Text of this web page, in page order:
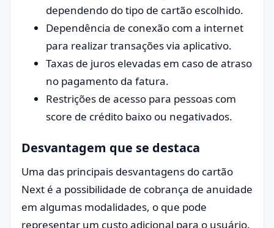
dependendo do tipo de cartão escolhido.
Dependência de conexão com a internet
para realizar transações via aplicativo.
Taxas de juros elevadas em caso de atraso
no pagamento da fatura.
Restrições de acesso para pessoas com
score de crédito baixo ou negativados.
Desvantagem que se destaca
Uma das principais desvantagens do cartão
Next é a possibilidade de cobrança de anuidade
em algumas modalidades, o que pode
representar um custo adicional para o usuário.